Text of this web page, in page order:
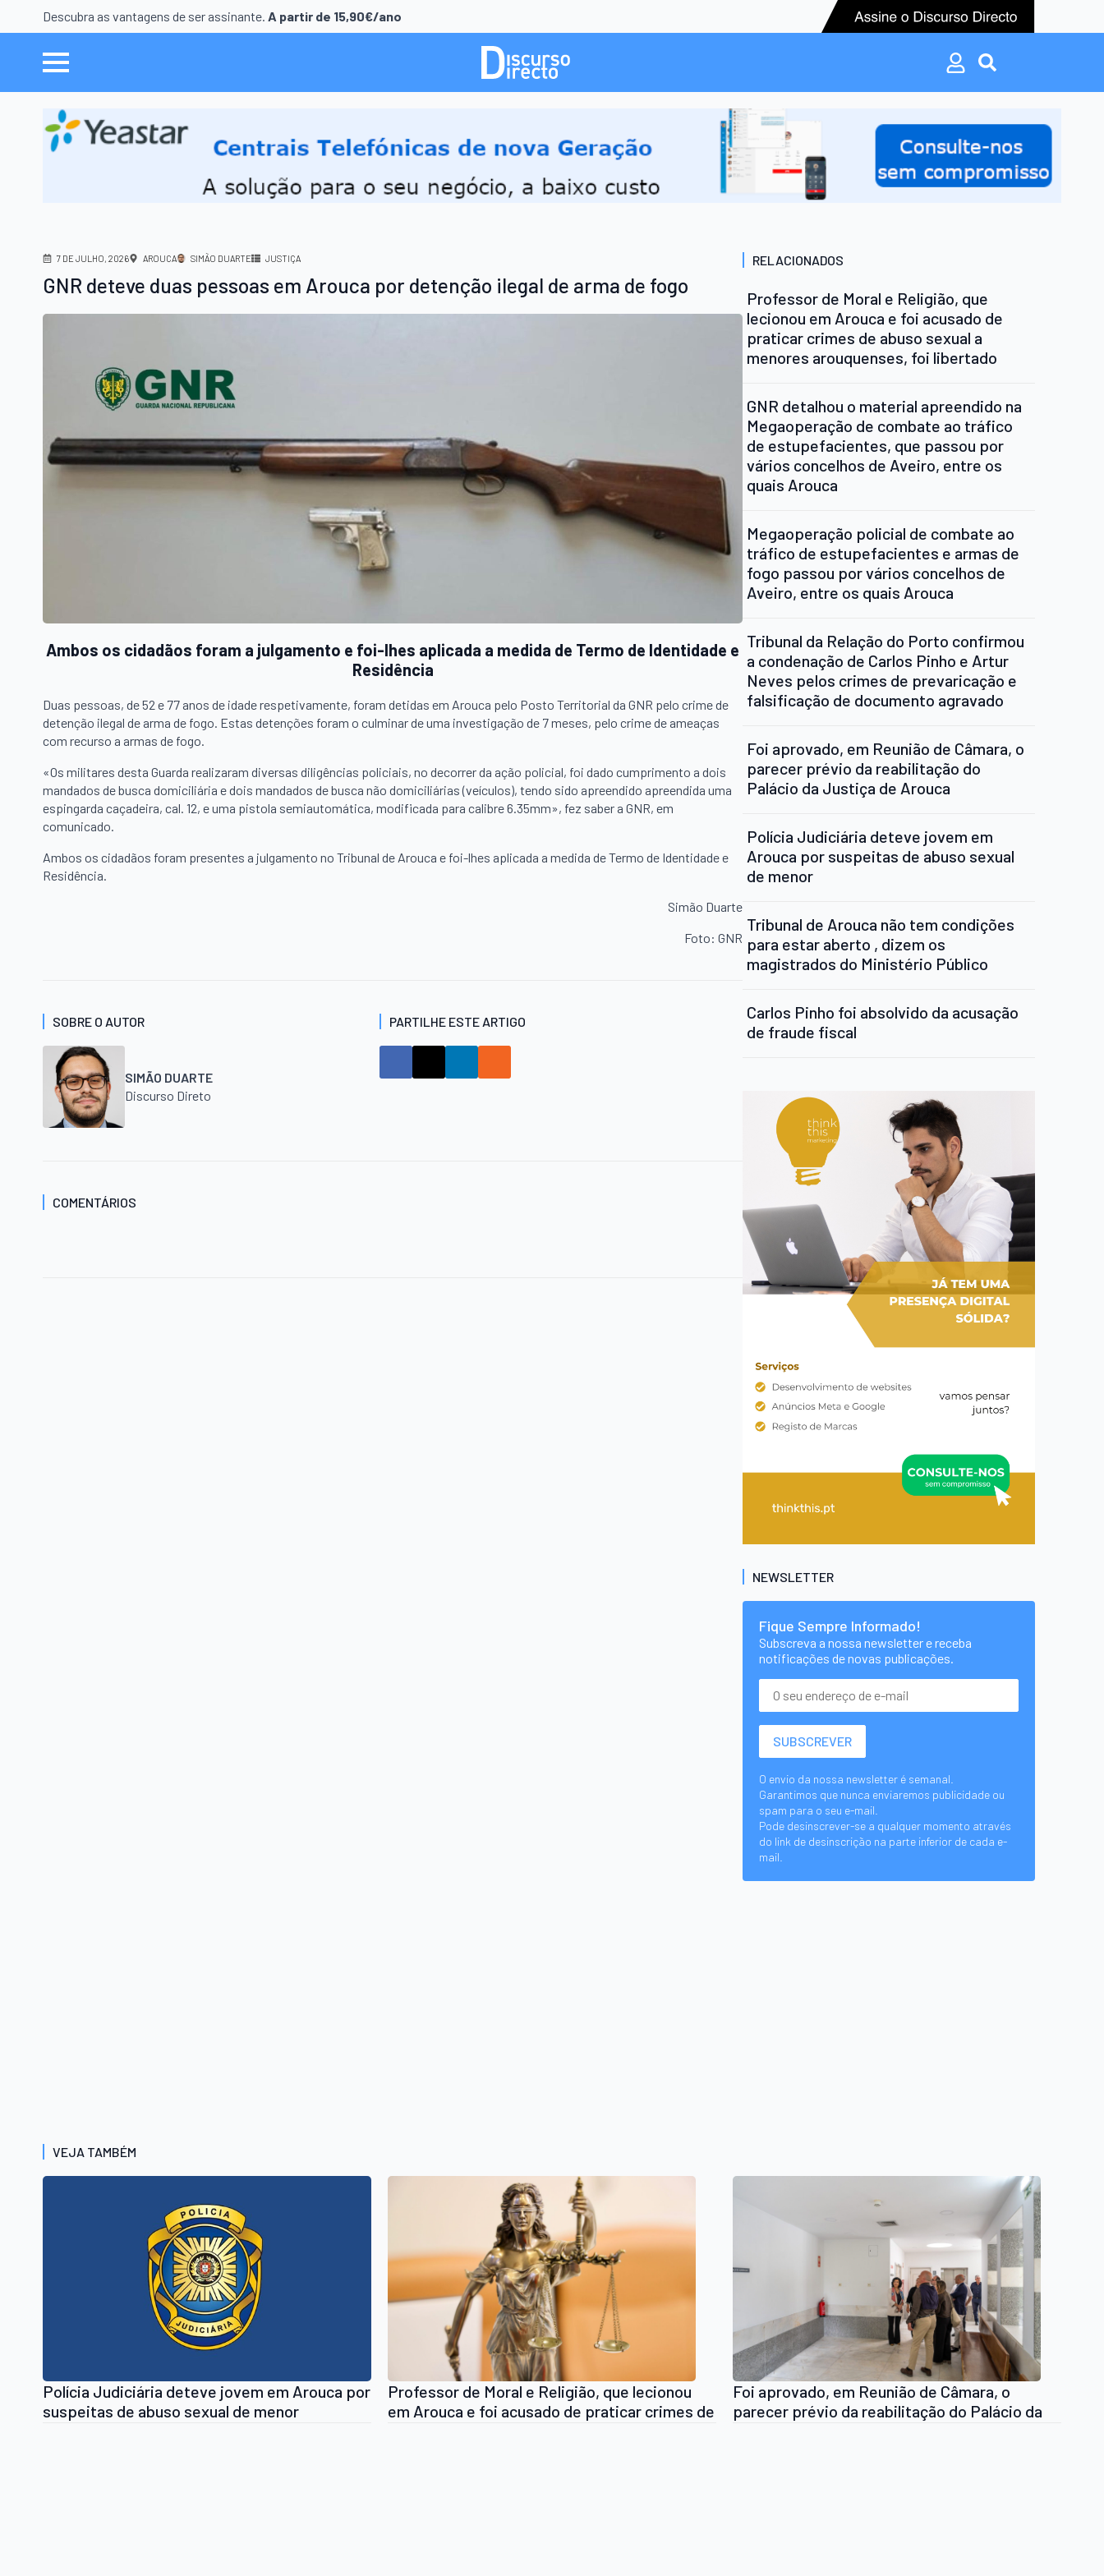
Descubra as vantagens de ser assinante. A partir de 15,90€/ano
Search
Search
for:
7 DE JULHO, 2026 AROUCA SIMÃO DUARTE JUSTIÇA
GNR deteve duas pessoas em Arouca por detenção ilegal de arma de fogo
Ambos os cidadãos foram a julgamento e foi-lhes aplicada a medida de Termo de Identidade e
Residência
Duas pessoas, de 52 e 77 anos de idade respetivamente, foram detidas em Arouca pelo Posto Territorial da GNR pelo crime de
detenção ilegal de arma de fogo. Estas detenções foram o culminar de uma investigação de 7 meses, pelo crime de ameaças
com recurso a armas de fogo.
«Os militares desta Guarda realizaram diversas diligências policiais, no decorrer da ação policial, foi dado cumprimento a dois
mandados de busca domiciliária e dois mandados de busca não domiciliárias (veículos), tendo sido apreendido apreendida uma
espingarda caçadeira, cal. 12, e uma pistola semiautomática, modificada para calibre 6.35mm», fez saber a GNR, em
comunicado.
Ambos os cidadãos foram presentes a julgamento no Tribunal de Arouca e foi-lhes aplicada a medida de Termo de Identidade e
Residência.
Simão Duarte
Foto: GNR
SOBRE O AUTOR
SIMÃO DUARTE
Discurso Direto
PARTILHE ESTE ARTIGO
COMENTÁRIOS
RELACIONADOS
Professor de Moral e Religião, que
lecionou em Arouca e foi acusado de
praticar crimes de abuso sexual a
menores arouquenses, foi libertado
GNR detalhou o material apreendido na
Megaoperação de combate ao tráfico
de estupefacientes, que passou por
vários concelhos de Aveiro, entre os
quais Arouca
Megaoperação policial de combate ao
tráfico de estupefacientes e armas de
fogo passou por vários concelhos de
Aveiro, entre os quais Arouca
Tribunal da Relação do Porto confirmou
a condenação de Carlos Pinho e Artur
Neves pelos crimes de prevaricação e
falsificação de documento agravado
Foi aprovado, em Reunião de Câmara, o
parecer prévio da reabilitação do
Palácio da Justiça de Arouca
Polícia Judiciária deteve jovem em
Arouca por suspeitas de abuso sexual
de menor
Tribunal de Arouca não tem condições
para estar aberto , dizem os
magistrados do Ministério Público
Carlos Pinho foi absolvido da acusação
de fraude fiscal
NEWSLETTER
Fique Sempre Informado!
Subscreva a nossa newsletter e receba
notificações de novas publicações.
O envio da nossa newsletter é semanal.
Garantimos que nunca enviaremos publicidade ou
spam para o seu e-mail.
Pode desinscrever-se a qualquer momento através
do link de desinscrição na parte inferior de cada e-
mail.
VEJA TAMBÉM
Polícia Judiciária deteve jovem em Arouca por
suspeitas de abuso sexual de menor
Professor de Moral e Religião, que lecionou
em Arouca e foi acusado de praticar crimes de
Foi aprovado, em Reunião de Câmara, o
parecer prévio da reabilitação do Palácio da